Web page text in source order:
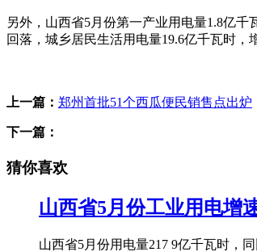
另外，山西省5月份第一产业用电量1.8亿
回落，城乡居民生活用电量19.6亿千瓦时，
上一篇： 郑州首批51个西瓜便民销售点出炉
下一篇：
猜你喜欢
山西省5月份工业用电增
山西省5月份用电量217 9亿千瓦时，